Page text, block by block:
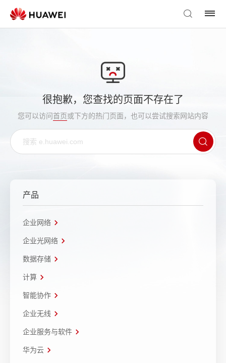
很抱歉，您查找的页面不存在了
您可以访问首页或下方的热门页面，也可以尝试搜索网站内容
产品
企业网络
企业光网络
数据存储
计算
智能协作
企业无线
企业服务与软件
华为云